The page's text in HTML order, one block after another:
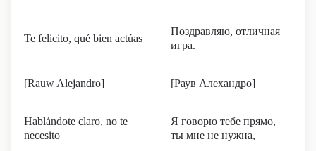
Te felicito, qué bien actúas
Поздравляю, отличная
игра.
[Rauw Alejandro] [Раув Алехандро]
Hablándote claro, no te
necesito
Я говорю тебе прямо,
ты мне не нужна,